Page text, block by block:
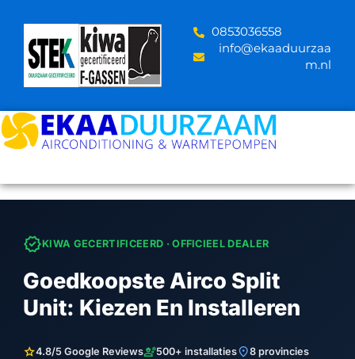
content
‪0853036558
info@ekaaduurzaa
m.nl
verifiedKIWA GECERTIFICEERD · OFFICIEEL DEALER
Goedkoopste Airco Split
Unit: Kiezen En Installeren
star4.8/5 Google Reviewsengineering500+ installatieslocation_on8 provincies